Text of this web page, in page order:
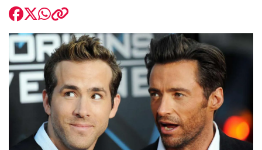
Entrevistas
modo claro